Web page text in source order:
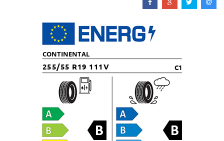
CONTINENTAL
255/55 R19 111V C1